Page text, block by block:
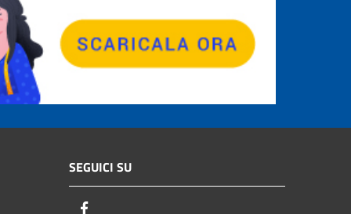
SEGUICI SU